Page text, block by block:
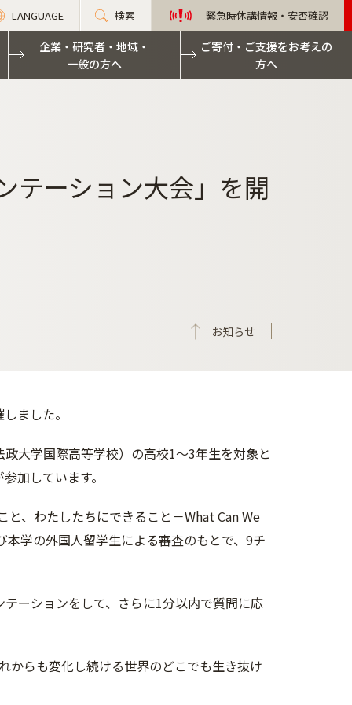
LANGUAGE 検索 緊急時休講情報・安否確認
企業・研究者・地域・
一般の方へ
ご寄付・ご支援をお考えの
方へ
ーション大会」を開
お知らせ
ました。
大学国際高等学校）の高校1～3年生を対象と
加しています。
、わたしたちにできること－What Can We
学の外国人留学生による審査のもとで、9チ
ーションをして、さらに1分以内で質問に応
からも変化し続ける世界のどこでも生き抜け